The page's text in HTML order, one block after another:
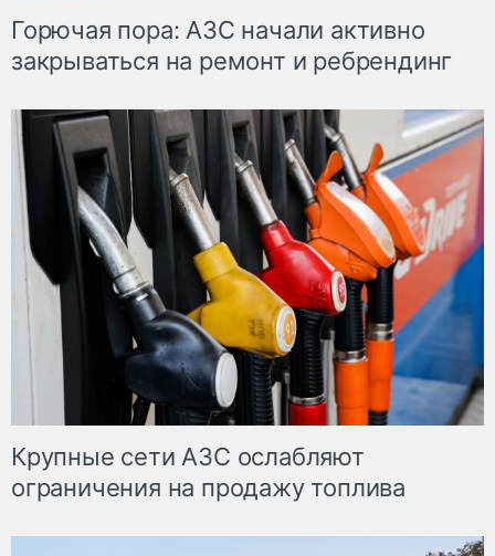
Горючая пора: АЗС начали активно
закрываться на ремонт и ребрендинг
Крупные сети АЗС ослабляют
ограничения на продажу топлива